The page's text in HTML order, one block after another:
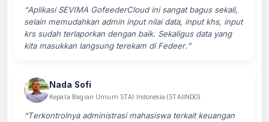
“Aplikasi SEVIMA GofeederCloud ini sangat bagus sekali,
selain memudahkan admin input nilai data, input khs, input
krs sudah terlaporkan dengan baik. Sekaligus data yang
kita masukkan langsung terekam di Fedeer.”
Nada Sofi
Kepala Bagian Umum STAI Indonesia (STAIINDO)
“Terkontrolnya administrasi mahasiswa terkait keuangan